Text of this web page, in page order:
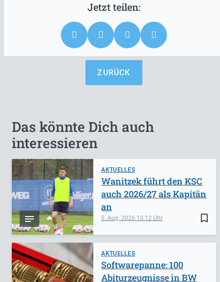
ZURÜCK
Das könnte Dich auch
interessieren
AKTUELLES
bookmark_border
5. Aug. 2026 13:12
Wanitzek führt den KSC
auch 2026/27 als Kapitän
an
AKTUELLES
Softwarepanne: 100
Abiturzeugnisse in BW